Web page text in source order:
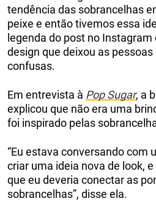
tendência das sobrancelhas
peixe e então tivemos essa
legenda do post no
design que deixou as
confusas.
Em entrevista à Pop Sugar, a
explicou que não era uma
foi inspirado pelas
“Eu estava conversando com
criar uma ideia nova de look,
que eu deveria conectar as
sobrancelhas”, disse ela.